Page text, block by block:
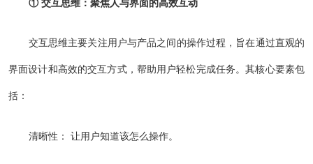
① 交互思维：聚焦人与界面的高效互动
交互思维主要关注用户与产品之间的操作过程，旨在通过直观的
界面设计和高效的交互方式，帮助用户轻松完成任务。其核心要素包
括：
清晰性： 让用户知道该怎么操作。